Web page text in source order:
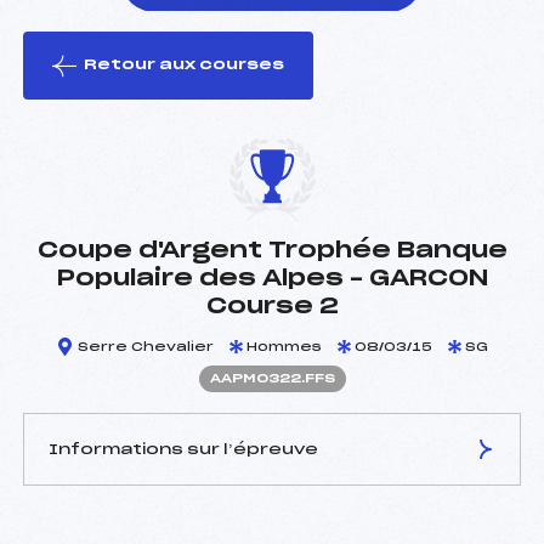
le ski
Retour aux courses
Coupe d'Argent Trophée Banque
Populaire des Alpes – GARCON
Course 2
Serre Chevalier Hommes 08/03/15 SG
AAPM0322.FFS
Informations sur l’épreuve